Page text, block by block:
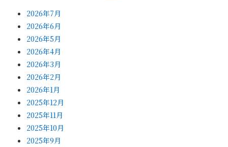
2026年7月
2026年6月
2026年5月
2026年4月
2026年3月
2026年2月
2026年1月
2025年12月
2025年11月
2025年10月
2025年9月